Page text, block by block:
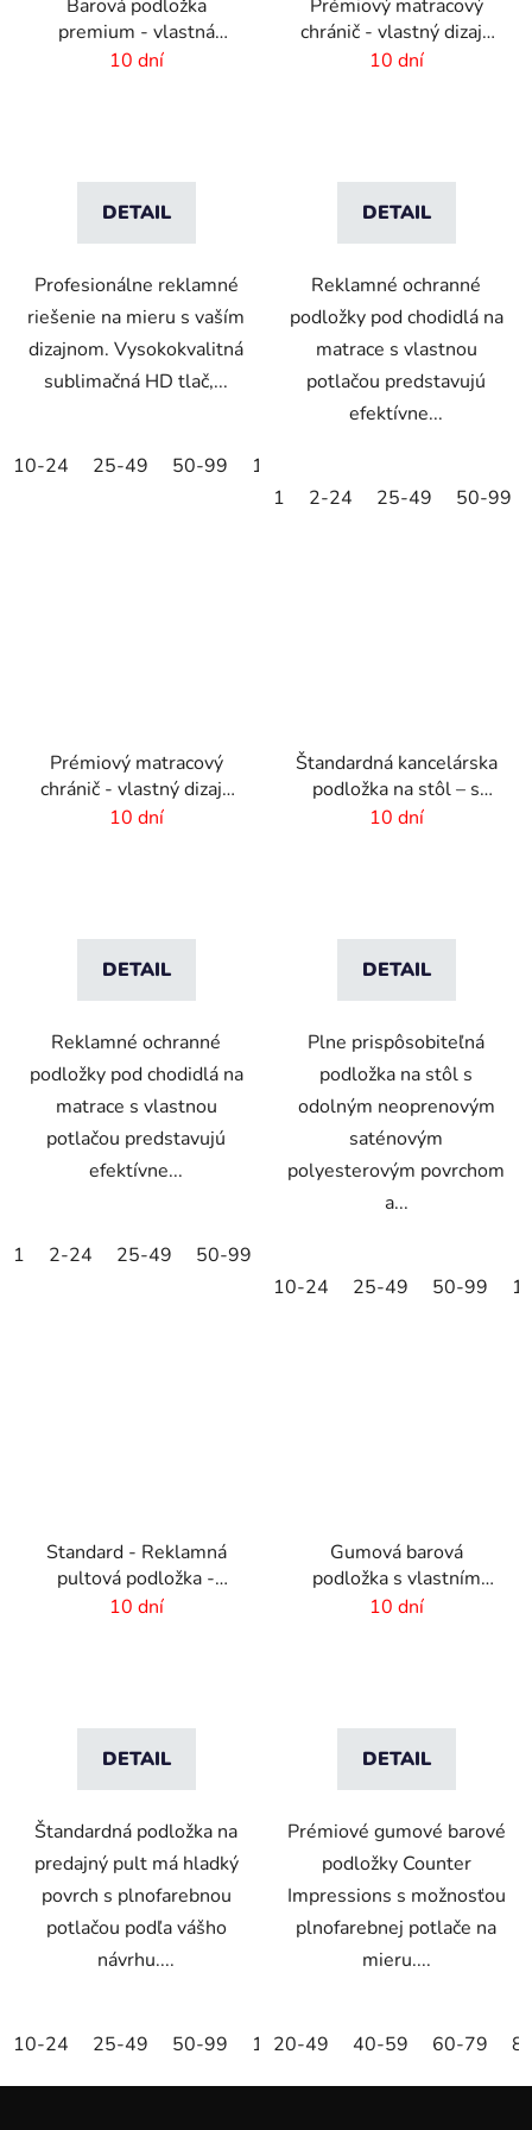
Barová podložka
premium - vlastná
potlač -434x234 mm
10 dní
DETAIL
Profesionálne reklamné
riešenie na mieru s vaším
dizajnom. Vysokokvalitná
sublimačná HD tlač,...
10-24 25-49 50-99 100-249
Prémiový matracový
chránič - vlastný dizajn
-1370x440mm
10 dní
DETAIL
Reklamné ochranné
podložky pod chodidlá na
matrace s vlastnou
potlačou predstavujú
efektívne...
1 2-24 25-49 50-99
Prémiový matracový
chránič - vlastný dizajn
-1600x440mm
10 dní
DETAIL
Reklamné ochranné
podložky pod chodidlá na
matrace s vlastnou
potlačou predstavujú
efektívne...
1 2-24 25-49 50-99
Štandardná kancelárska
podložka na stôl – s
vlastnou potlačou –
10 dní
DETAIL
Plne prispôsobiteľná
podložka na stôl s
odolným neoprenovým
saténovým
polyesterovým povrchom
a...
10-24 25-49 50-99
Standard - Reklamná
pultová podložka -
vlastný dizajn -
10 dní
DETAIL
Štandardná podložka na
predajný pult má hladký
povrch s plnofarebnou
potlačou podľa vášho
návrhu....
10-24 25-49 50-99 100-249 250-499 500+
Gumová barová
podložka s vlastním
dizajnom - 500x100x4
10 dní
DETAIL
Prémiové gumové barové
podložky Counter
Impressions s možnosťou
plnofarebnej potlače na
mieru....
20-49 40-59 60-79